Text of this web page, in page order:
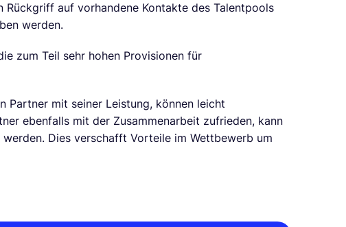
Rückgriff auf vorhandene Kontakte des Talentpools
werden.
zum Teil sehr hohen Provisionen für
Partner mit seiner Leistung, können leicht
ebenfalls mit der Zusammenarbeit zufrieden, kann
Dies verschafft Vorteile im Wettbewerb um